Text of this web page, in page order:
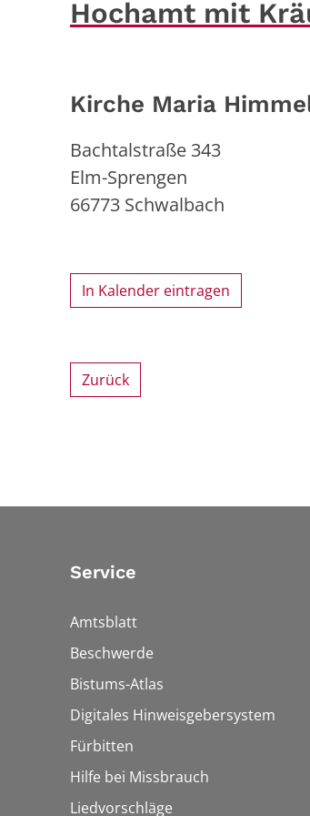
Hochamt mit
Kirche Maria
Bachtalstraße 343
Elm-Sprengen
66773 Schwalbach
In Kalender eintragen
Zurück
Service
Amtsblatt
Beschwerde
Bistums-Atlas
Digitales Hinweisgebersystem
Fürbitten
Hilfe bei Missbrauch
Liedvorschläge